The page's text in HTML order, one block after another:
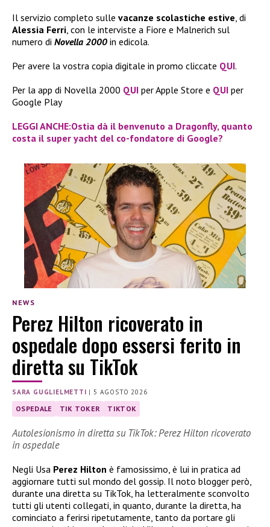
Il servizio completo sulle vacanze scolastiche estive , di
Alessia Ferri , con le interviste a Fiore e Malnerich sul
numero di Novella 2000 in edicola.
Per avere la vostra copia digitale in promo cliccate QUI.
Per la app di Novella 2000 QUI per Apple Store e QUI per
Google Play
LEGGI ANCHE:Ostia dà il benvenuto a Dragonfly, quanto
costa il super yacht del co-fondatore di Google?
NEWS
Perez Hilton ricoverato in
ospedale dopo essersi ferito in
diretta su TikTok
SARA GUGLIELMETTI |5 AGOSTO 2026
OSPEDALE TIK TOKER TIKTOK
Autolesionismo in diretta su TikTok: Perez Hilton ricoverato
in ospedale
Negli Usa Perez Hilton è famosissimo, è lui in pratica ad
aggiornare tutti sul mondo del gossip. Il noto blogger però,
durante una diretta su TikTok, ha letteralmente sconvolto
tutti gli utenti collegati, in quanto, durante la diretta, ha
cominciato a ferirsi ripetutamente, tanto da portare gli